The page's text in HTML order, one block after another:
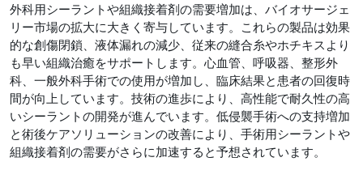
外科用シーラントや組織接着剤の需要増加は、バイオサージェ
リー市場の拡大に大きく寄与しています。これらの製品は効果
的な創傷閉鎖、液体漏れの減少、従来の縫合糸やホチキスより
も早い組織治癒をサポートします。心血管、呼吸器、整形外
科、一般外科手術での使用が増加し、臨床結果と患者の回復時
間が向上しています。技術の進歩により、高性能で耐久性の高
いシーラントの開発が進んでいます。低侵襲手術への支持増加
と術後ケアソリューションの改善により、手術用シーラントや
組織接着剤の需要がさらに加速すると予想されています。